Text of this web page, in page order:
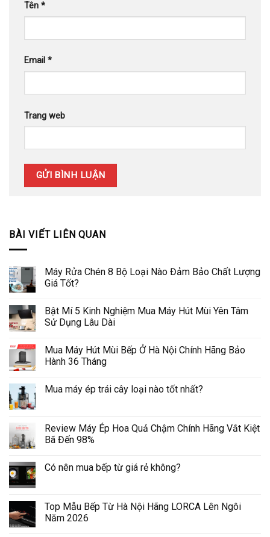
Tên *
Email *
Trang web
BÀI VIẾT LIÊN QUAN
Máy Rửa Chén 8 Bộ Loại Nào Đảm Bảo Chất Lượng
Giá Tốt?
Bật Mí 5 Kinh Nghiệm Mua Máy Hút Mùi Yên Tâm
Sử Dụng Lâu Dài
Mua Máy Hút Mùi Bếp Ở Hà Nội Chính Hãng Bảo
Hành 36 Tháng
Mua máy ép trái cây loại nào tốt nhất?
Review Máy Ép Hoa Quả Chậm Chính Hãng Vắt Kiệt
Bã Đến 98%
Có nên mua bếp từ giá rẻ không?
Top Mẫu Bếp Từ Hà Nội Hãng LORCA Lên Ngôi
Năm 2026